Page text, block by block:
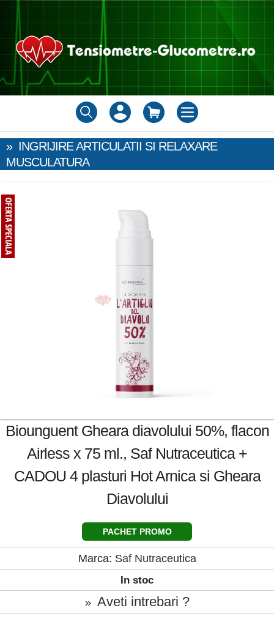
» INGRIJIRE ARTICULATII SI RELAXARE
MUSCULATURA
Biounguent Gheara diavolului 50%, flacon
Airless x 75 ml., Saf Nutraceutica +
CADOU 4 plasturi Hot Arnica si Gheara
Diavolului
PACHET PROMO
Marca: Saf Nutraceutica
In stoc
» Aveti intrebari ?